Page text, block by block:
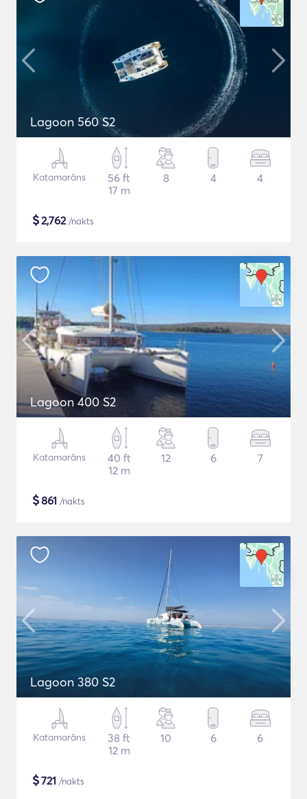
Lagoon 560 S2
Katamarāns
56 ft
17 m
8 4 4
$2,762/nakts
Lagoon 400 S2
Katamarāns
40 ft
12 m
12 6 7
$861 /nakts
Lagoon 380 S2
Katamarāns
38 ft
12 m
10 6 6
$721 /nakts